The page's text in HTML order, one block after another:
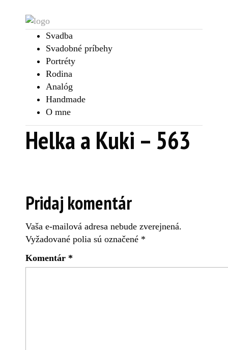
Svadba
Svadobné príbehy
Portréty
Rodina
Analóg
Handmade
O mne
Helka a Kuki – 563
Pridaj komentár
Vaša e-mailová adresa nebude zverejnená.
Vyžadované polia sú označené *
Komentár *